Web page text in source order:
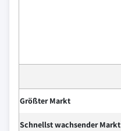
Größter Markt
Schnellst wachsender Markt